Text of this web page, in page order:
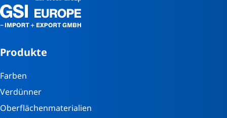
Produkte
Farben
Verdünner
Oberflächenmaterialien